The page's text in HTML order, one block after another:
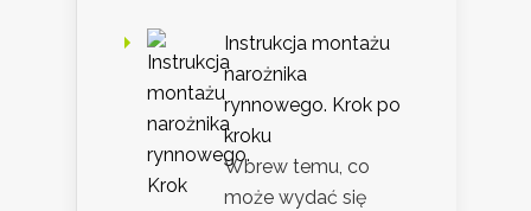
Instrukcja montażu
narożnika
rynnowego. Krok po
kroku
Wbrew temu, co
może wydać się